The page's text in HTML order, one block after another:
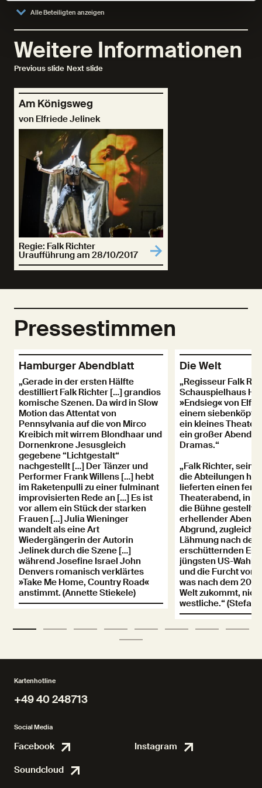
Alle Beteiligten anzeigen
Weitere Informationen
Previous slide Next slide
Am Königsweg
von Elfriede Jelinek
Regie: Falk Richter
Uraufführung am 28/10/2017
Pressestimmen
Hamburger Abendblatt
„Gerade in der ersten Hälfte
destilliert Falk Richter […] grandios
komische Szenen. Da wird in Slow
Motion das Attentat von
Pennsylvania auf die von Mirco
Kreibich mit wirrem Blondhaar und
Dornenkrone Jesusgleich
gegebene “Lichtgestalt“
nachgestellt […] Der Tänzer und
Performer Frank Willens […] hebt
im Raketenpulli zu einer fulminant
improvisierten Rede an […] Es ist
vor allem ein Stück der starken
Frauen […] Julia Wieninger
wandelt als eine Art
Wiedergängerin der Autorin
Jelinek durch die Szene […]
während Josefine Israel John
Denvers romanisch verklärtes
»Take Me Home, Country Road«
anstimmt. (Annette Stiekele)
Die Welt
„Regisseur Falk
Schauspielhaus
»Endsieg« von
einem
ein kleines
ein großer Abend
Dramas.“
„Falk Richter, sein
die Abteilungen
lieferten einen
Theaterabend, in
die Bühne gestellt.
erhellender
Abgrund, zugleich
Lähmung nach dem
erschütternden
jüngsten US-Wahl
und die Furcht vor
was nach dem 20.
Welt zukommt,
westliche.“ (Stefan
Kartenhotline
+49 40 248713
Social Media
Facebook FacebookInstagram
Soundcloud